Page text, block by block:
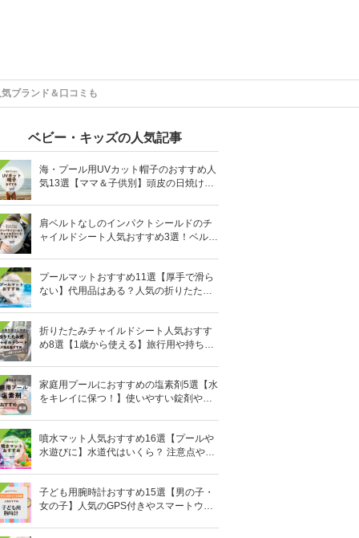
ブランド＆口コミも
ベビー・キッズの人気記事
海・プール用UVカット帽子のおすすめ人
気13選【ママ＆子供別】頭皮の日焼け対
肩ベルトなしのインパクトシールドのチ
ャイルドシート人気おすすめ3選！ベルト
プールマットおすすめ11選【厚手で滑ら
ない】代用品はある？人気の折りたたみ
折りたたみチャイルドシート人気おすす
め8選【1歳から使える】旅行用や持ち運
家庭用プールにおすすめの塩素剤5選【水
をキレイに保つ！】使いやすい錠剤やパ
噴水マット人気おすすめ16選【プールや
水遊びに】水道代はいくら？ 注意点やデ
子ども用腕時計おすすめ15選【男の子・
女の子】人気のGPS付きやスマートウォ